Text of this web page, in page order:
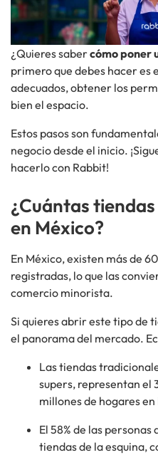
¿Quieres sabercómo poner
primero que debes hacer es
adecuados, obtener los
bien el espacio.
Estos pasos son
negocio desde el inicio.
hacerlo con Rabbit!
¿Cuántas
en México?
En México, existen más de
registradas, lo que las
comercio minorista.
Si quieres abrir este tipo de
el panorama del mercado.
Las tiendas
supers, representan el
millones de hogares
El 58% de las
tiendas de la esquina,